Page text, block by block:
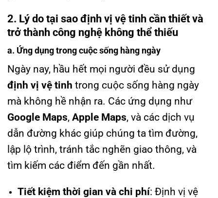
2. Lý do tại sao định vị vệ tinh cần thiết và
trở thành công nghệ không thể thiếu
a. Ứng dụng trong cuộc sống hàng ngày
Ngày nay, hầu hết mọi người đều sử dụng
định vị vệ tinh trong cuộc sống hàng ngày
mà không hề nhận ra. Các ứng dụng như
Google Maps, Apple Maps, và các dịch vụ
dẫn đường khác giúp chúng ta tìm đường,
lập lộ trình, tránh tắc nghẽn giao thông, và
tìm kiếm các điểm đến gần nhất.
Tiết kiệm thời gian và chi phí: Định vị vệ